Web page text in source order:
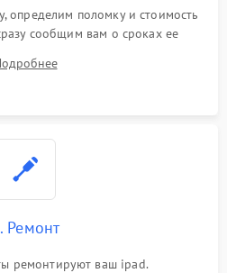
определим поломку и стоимость
сообщим вам о сроках ее
Ремонт
ремонтируют ваш ipad.